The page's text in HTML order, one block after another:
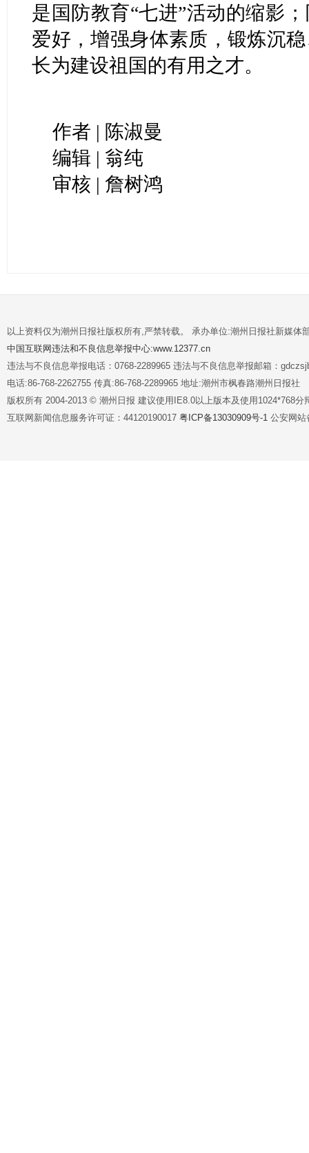
是国防教育“七进”活动的缩影
爱好，增强身体素质，锻炼沉
长为建设祖国的有用之才。
作者 | 陈淑曼
编辑 | 翁纯
审核 | 詹树鸿
以上资料仅为潮州日报社版权所有,严禁转载。 承办单位:潮州日报社新媒体
中国互联网违法和不良信息举报中心:www.12377.cn
违法与不良信息举报电话：0768-2289965 违法与不良信息举报邮箱：
电话:86-768-2262755 传真:86-768-2289965 地址:潮州市枫春路潮州日报社
版权所有 2004-2013 © 潮州日报 建议使用IE8.0以上版本及使用1024*768分
互联网新闻信息服务许可证：44120190017 粤ICP备13030909号-1 公安网站